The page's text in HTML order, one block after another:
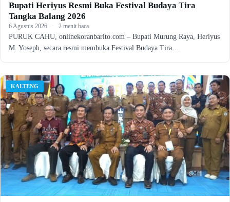
Bupati Heriyus Resmi Buka Festival Budaya Tira
Tangka Balang 2026
6 Agustus 2026 · 2 menit baca
PURUK CAHU, onlinekoranbarito.com – Bupati Murung Raya, Heriyus
M. Yoseph, secara resmi membuka Festival Budaya Tira…
KALTENG